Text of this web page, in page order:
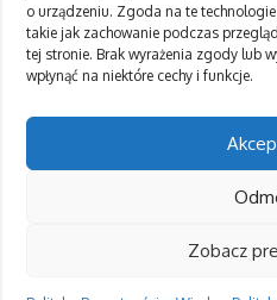
o urządzeniu. Zgoda na te
takie jak zachowanie podczas
tej stronie. Brak wyrażenia zgody lub
wpłynąć na niektóre cechy i funkcje.
Zobacz
Polityka Prywatności
Regulamin